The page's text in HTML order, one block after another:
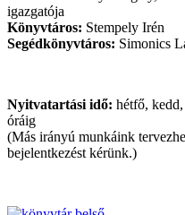
igazgatója
Könyvtáros: Stempely Irén
Segédkönyvtáros: Simonics
Nyitvatartási idő: hétfő,
óráig
(Más irányú munkáink
bejelentkezést kérünk.)